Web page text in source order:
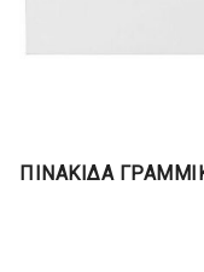
ΠΙΝΑΚΙΔΑ